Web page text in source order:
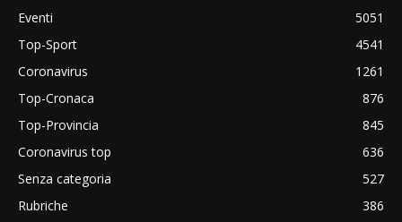
Eventi
5051
Top-Sport
4541
Coronavirus
1261
Top-Cronaca
876
Top-Provincia
845
Coronavirus top
636
Senza categoria
527
Rubriche
386